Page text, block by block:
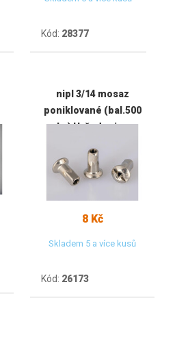
Kód: 28377
nipl 3/14 mosaz
poniklované (bal.500
ks) Hvězdonice
8 Kč
Skladem 5 a více kusů
Kód: 26173